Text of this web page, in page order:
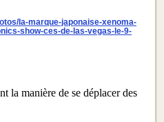
la-marque-japonaise-xenoma-
show-ces-de-las-vegas-le-9-
la manière de se déplacer des